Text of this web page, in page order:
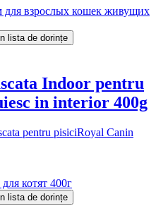
lista de dorințe
Indoor pentru
in interior 400g
pentru pisiciRoyal Canin
lista de dorințe